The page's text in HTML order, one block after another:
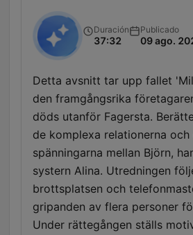
Duración
37:32
Publicado
09 ago.
Detta avsnitt tar upp fallet
den framgångsrika
döds utanför Fagersta.
de komplexa relationerna och
spänningarna mellan Björn,
systern Alina. Utredningen
brottsplatsen och
gripanden av flera personer
Under rättegången ställs